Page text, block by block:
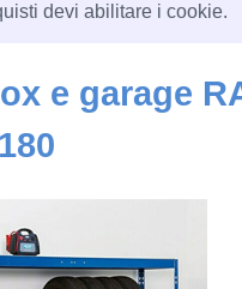
devi abilitare i cookie.
e garage